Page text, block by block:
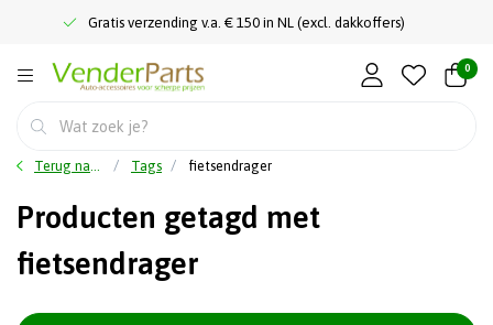
Gratis verzending v.a. € 150 in NL (excl. dakkoffers)
0
Terug naar home Tags fietsendrager
Producten getagd met
fietsendrager